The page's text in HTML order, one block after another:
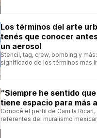
Los términos del arte
tenés que conocer
un aerosol
Stencil, tag, crew, bombing y
significado de los términos más
“Siempre he sentido
tiene espacio para más
Conocé el perfil de Camila Ricart,
referentes del muralismo